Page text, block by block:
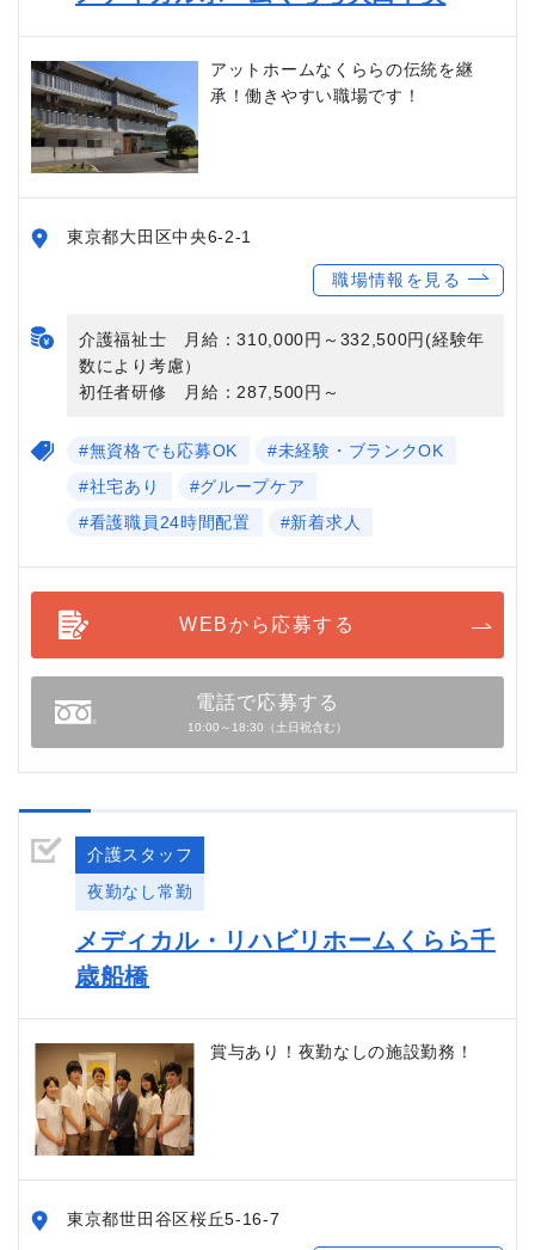
アットホームなくららの伝統を継
承！働きやすい職場です！
東京都大田区中央6-2-1
職場情報を見る
介護福祉士 月給：310,000円～332,500円(経験年
数により考慮）
初任者研修 月給：287,500円～
#無資格でも応募OK
#未経験・ブランクOK
#社宅あり
#グループケア
#看護職員24時間配置
#新着求人
WEBから応募する
電話で応募する
10:00～18:30（土日祝含む）
介護スタッフ
夜勤なし常勤
メディカル・リハビリホームくらら千
歳船橋
賞与あり！夜勤なしの施設勤務！
東京都世田谷区桜丘5-16-7